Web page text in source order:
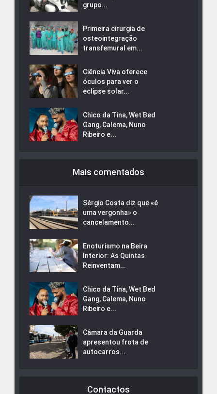
grupo...
Primeira cirurgia de
osteointegração
transfemural em...
Ciência Viva oferece
óculos para ver o
eclipse solar...
Chico da Tina, Wet Bed
Gang, Calema, Nuno
Ribeiro e...
Mais comentados
Sérgio Costa diz que «é
uma vergonha» o
cancelamento...
Enoturismo na Beira
Interior: As Quintas
Reinventam...
Chico da Tina, Wet Bed
Gang, Calema, Nuno
Ribeiro e...
Câmara da Guarda
apresentou frota de
autocarros...
Contactos